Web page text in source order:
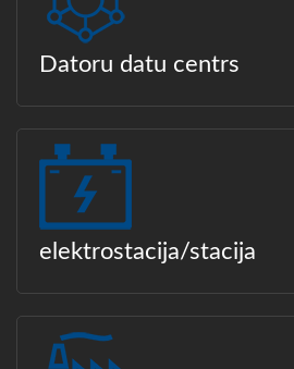
Datoru datu centrs
elektrostacija/stacija